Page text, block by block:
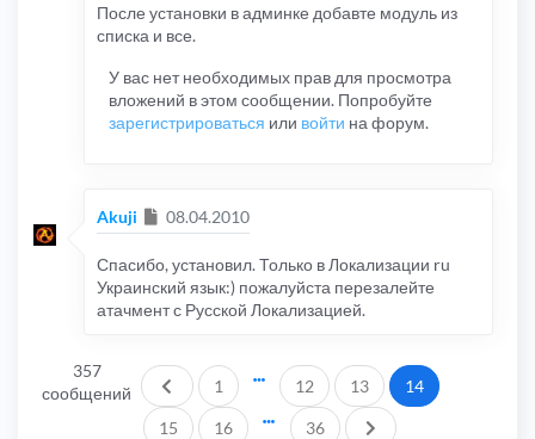
После установки в админке добавте модуль из
списка и все.
У вас нет необходимых прав для просмотра
вложений в этом сообщении. Попробуйте
зарегистрироваться или войти на форум.
Akuji Сообщение
08.04.2010
Спасибо, установил. Только в Локализации ru
Украинский язык:) пожалуйста перезалейте
атачмент с Русской Локализацией.
357
сообщений
Пред.1 12 13 14
15 16 36 След.